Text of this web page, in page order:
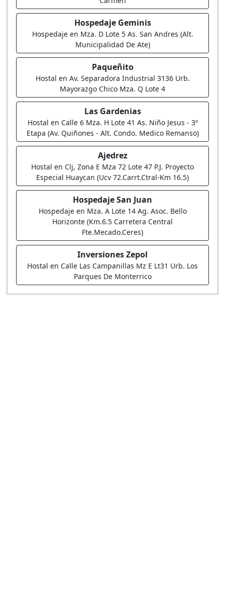
Hospedaje Geminis
Hospedaje en Mza. D Lote 5 As. San Andres (Alt.
Municipalidad De Ate)
Paqueñito
Hostal en Av. Separadora Industrial 3136 Urb.
Mayorazgo Chico Mza. Q Lote 4
Las Gardenias
Hostal en Calle 6 Mza. H Lote 41 As. Niño Jesus - 3º
Etapa (Av. Quiñones - Alt. Condo. Medico Remanso)
Ajedrez
Hostal en Clj, Zona E Mza 72 Lote 47 P.J. Proyecto
Especial Huaycan (Ucv 72.Carrt.Ctral-Km 16.5)
Hospedaje San Juan
Hospedaje en Mza. A Lote 14 Ag. Asoc. Bello
Horizonte (Km.6.5 Carretera Central
Fte.Mecado.Ceres)
Inversiones Zepol
Hostal en Calle Las Campanillas Mz E Lt31 Urb. Los
Parques De Monterrico